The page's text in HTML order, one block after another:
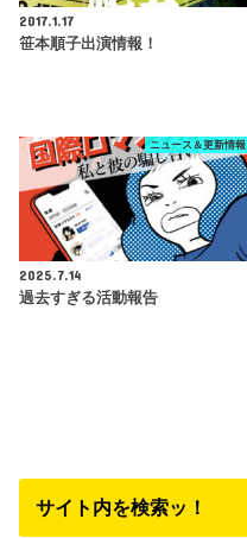
2017.1.17
笹本順子出演情報！
ニュース＆更新情報
2025.7.14
過去すぎる活動報告
サイト内を検索ッ！